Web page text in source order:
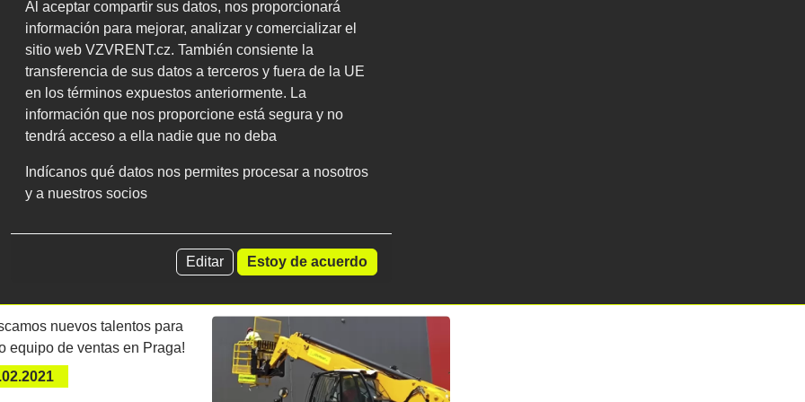
el mapa GPS 50.1233308N, 14.6094886E
Últimas novedades
Al aceptar compartir sus datos, nos proporcionará
información para mejorar, analizar y comercializar el
sitio web VZVRENT.cz. También consiente la
transferencia de sus datos a terceros y fuera de la UE
en los términos expuestos anteriormente. La
información que nos proporcione está segura y no
tendrá acceso a ella nadie que no deba
Indícanos qué datos nos permites procesar a nosotros
y a nuestros socios
Editar Estoy de acuerdo